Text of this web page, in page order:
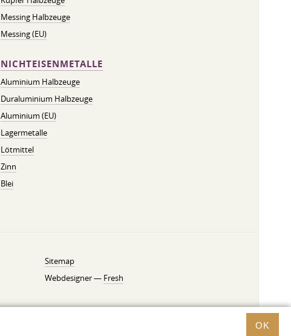
OK
Messing Halbzeuge
Messing (EU)
NICHTEISENMETALLE
Aluminium Halbzeuge
Duraluminium Halbzeuge
Aluminium (EU)
Lagermetalle
Lötmittel
Zinn
Blei
Sitemap
Webdesigner — Fresh